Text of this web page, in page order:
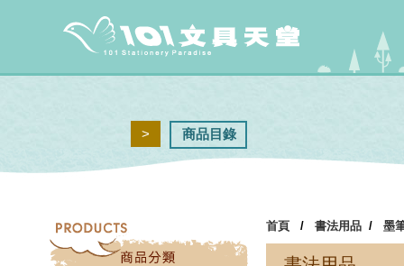
> 商品目錄
首頁 / 書法用品 / 墨